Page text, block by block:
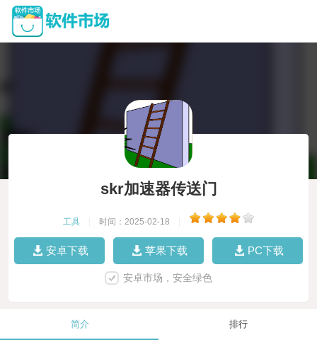
skr加速器传送门
工具 时间：2025-02-18
安卓下载 苹果下载 PC下载
安卓市场，安全绿色
简介 排行